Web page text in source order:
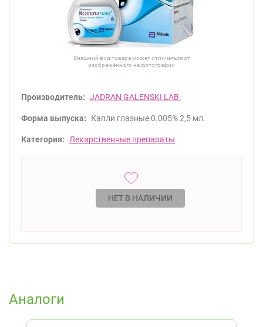
Внешний вид товара может отличаться от
изображённого на фотографии
Производитель: JADRAN GALENSKI LAB.
Форма выпуска: Капли глазные 0.005% 2,5 мл.
Категория: Лекарственные препараты
НЕТ В НАЛИЧИИ
Аналоги